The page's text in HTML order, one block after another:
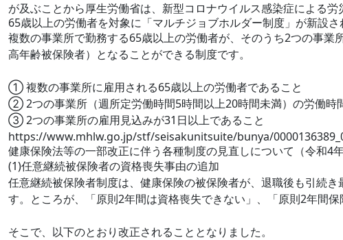
が及ぶことから厚生労働省は、新型コロナウイルス感染症による
65歳以上の労働者を対象に「マルチジョブホルダー制度」が新設さ
複数の事業所で勤務する65歳以上の労働者が、そのうち2つの事
高年齢被保険者）となることができる制度です。
① 複数の事業所に雇用される65歳以上の労働者であること
② 2つの事業所（週所定労働時間5時間以上20時間未満）の労働時
③ 2つの事業所の雇用見込みが31日以上であること
https://www.mhlw.go.jp/stf/seisakunitsuite/bunya/
健康保険法等の一部改正に伴う各種制度の見直しについて（令和4年
(1)任意継続被保険者の資格喪失事由の追加
任意継続被保険者制度は、健康保険の被保険者が、退職後も引続
す。ところが、「原則2年間は資格喪失できない」、「原則2年間
そこで、以下のとおり改正されることとなりました。